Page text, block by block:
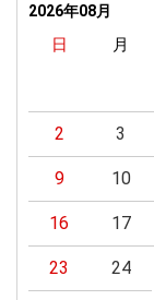
2026年08月
日 月
2 3
9 10
16 17
23 24